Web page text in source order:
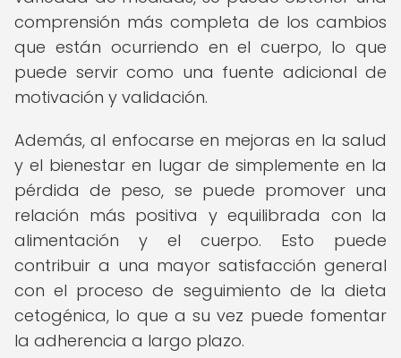
comprensión más completa de los cambios
que están ocurriendo en el cuerpo, lo que
puede servir como una fuente adicional de
motivación y validación.
Además, al enfocarse en mejoras en la salud
y el bienestar en lugar de simplemente en la
pérdida de peso, se puede promover una
relación más positiva y equilibrada con la
alimentación y el cuerpo. Esto puede
contribuir a una mayor satisfacción general
con el proceso de seguimiento de la dieta
cetogénica, lo que a su vez puede fomentar
la adherencia a largo plazo.